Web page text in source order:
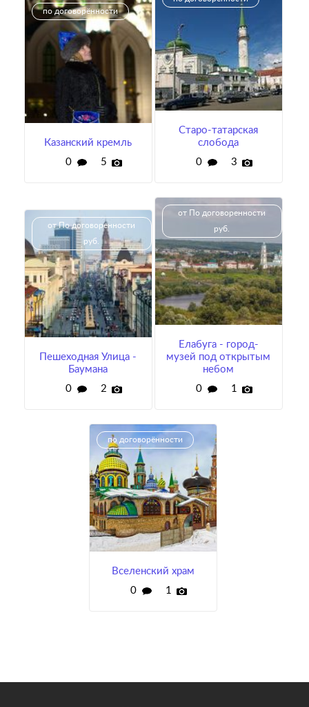
Казанский кремль
0
5
по договорённости
Старо-татарская
слобода
0
3
Пешеходная Улица -
Баумана
0
2
от По договоренности
руб.
Елабуга - город-
музей под открытым
небом
0
1
от По договоренности
руб.
Вселенский храм
0
1
по договорённости